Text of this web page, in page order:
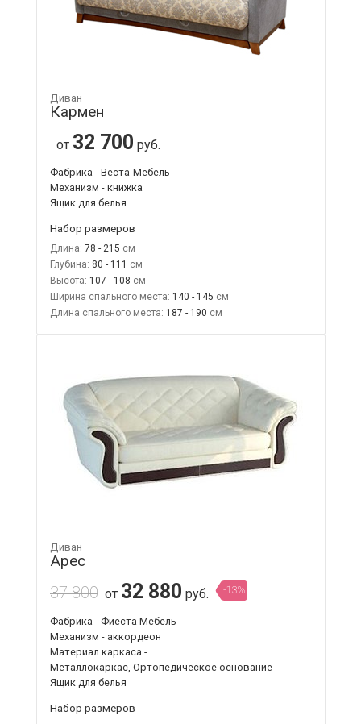
Диван
Кармен
от 32 700 руб.
Фабрика - Веста-Мебель
Механизм - книжка
Ящик для белья
Набор размеров
Длина: 78 - 215
Глубина: 80 - 111
Высота: 107 - 108
Ширина спального места: 140 - 145
Длина спального места: 187 - 190
Диван
Арес
37 800 от 32 880 руб. -13%
Фабрика - Фиеста Мебель
Механизм - аккордеон
Материал каркаса -
Металлокаркас, Ортопедическое основание
Ящик для белья
Набор размеров